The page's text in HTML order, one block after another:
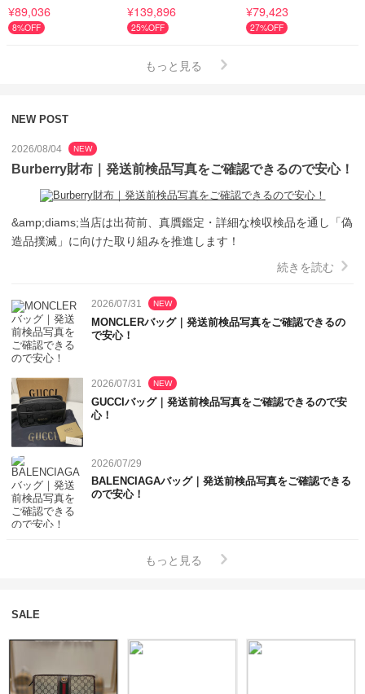
¥89,036
8%OFF
¥139,896
25%OFF
¥79,423
27%OFF
もっと見る
NEW POST
2026/08/04 NEW
Burberry財布｜発送前検品写真をご確認できるので安心！
&amp;diams;当店は出荷前、真贋鑑定・詳細な検収検品を通し「偽
造品撲滅」に向けた取り組みを推進します！
続きを読む
2026/07/31 NEW
MONCLERバッグ｜発送前検品写真をご確認できるの
で安心！
2026/07/31 NEW
GUCCIバッグ｜発送前検品写真をご確認できるので安
心！
2026/07/29
BALENCIAGAバッグ｜発送前検品写真をご確認できる
ので安心！
もっと見る
SALE